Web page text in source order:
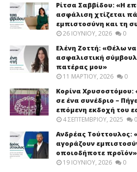
Ρίτσα Σαββίδου: «Η
ασφάλιση χτίζεται
εμπιστοσύνη και τη
26 ΙΟΥΝΊΟΥ, 2026 0
Ελένη Ζοττή: «Θέλω
ασφαλιστική
πατέρας μου»
11 ΜΑΡΤΊΟΥ, 2026 0
Κορίνα
σε ένα συνέδριο –
επόμενη εκδοχή του
4 ΣΕΠΤΕΜΒΡΊΟΥ, 2025 0
Ανδρέας Τούττουλος:
αγοράζουν
οποιοδήποτε προϊόν»
19 ΙΟΥΝΊΟΥ, 2026 0